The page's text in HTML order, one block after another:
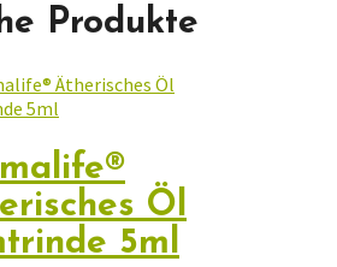
Produkte
Öl
5ml